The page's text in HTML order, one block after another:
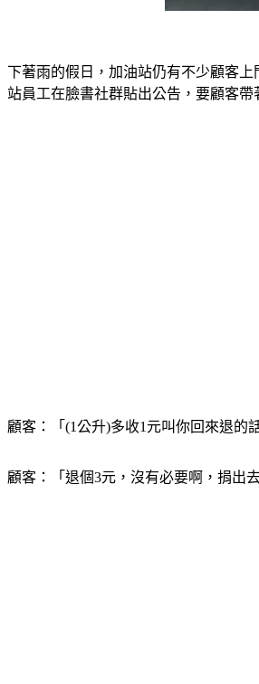
下著雨的假日，加油站仍有不少顧客
站員工在臉書社群貼出公告，要顧客帶
顧客：「(1公升)多收1元叫你回來退的
顧客：「退個3元，沒有必要啊，捐出